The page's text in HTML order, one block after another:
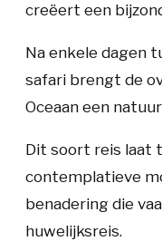
creëert een
Na enkele dagen
safari brengt de
Oceaan een
Dit soort reis laat
contemplatieve
benadering die
huwelijksreis.